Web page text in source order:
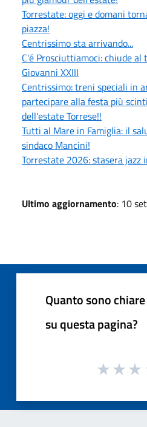
Torrestate: oggi e domani
piazza!
Centrissimo sta arrivando...
C'é Prosciuttiamoci: chiude al
Giovanni XXIII
Centrissimo: treni speciali in
partecipare alla festa più
dell'estate Torrese!!
Tutti al Mare in Famiglia: il
sindaco Mancini!
Torrestate 2026: stasera
Ultimo aggiornamento: 10
Quanto sono
su questa pagina?